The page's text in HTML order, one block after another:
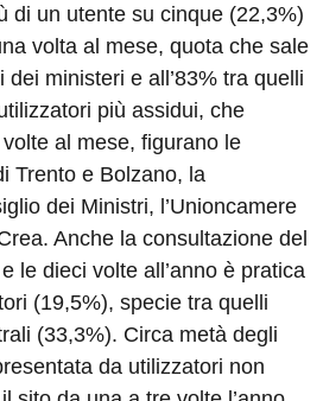
di un utente su cinque (22,3%)
volta al mese, quota che sale
ministeri e all’83% tra quelli
più assidui, che
al mese, figurano le
Trento e Bolzano, la
dei Ministri, l’Unioncamere
Anche la consultazione del
le dieci volte all’anno è pratica
(19,5%), specie tra quelli
(33,3%). Circa metà degli
da utilizzatori non